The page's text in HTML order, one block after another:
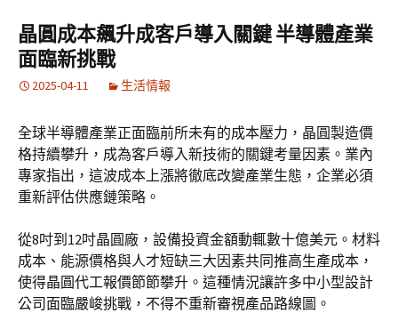
要
內
容
鍵
字:
晶圓成本飆升成客戶導入關鍵 半導體產業
面臨新挑戰
2025-04-11 生活情報
全球半導體產業正面臨前所未有的成本壓力，晶圓製造價
格持續攀升，成為客戶導入新技術的關鍵考量因素。業內
專家指出，這波成本上漲將徹底改變產業生態，企業必須
重新評估供應鏈策略。
從8吋到12吋晶圓廠，設備投資金額動輒數十億美元。材料
成本、能源價格與人才短缺三大因素共同推高生產成本，
使得晶圓代工報價節節攀升。這種情況讓許多中小型設計
公司面臨嚴峻挑戰，不得不重新審視產品路線圖。